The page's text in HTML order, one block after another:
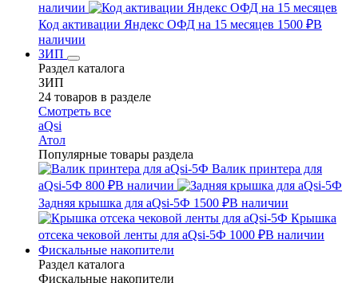
наличии
Код активации Яндекс ОФД на 15 месяцев 1500 ₽В
наличии
ЗИП
Раздел каталога
ЗИП
24 товаров в разделе
Смотреть все
aQsi
Атол
Популярные товары раздела
Валик принтера для
aQsi-5Ф 800 ₽В наличии
Задняя крышка для aQsi-5Ф 1500 ₽В наличии
Крышка
отсека чековой ленты для aQsi-5Ф 1000 ₽В наличии
Фискальные накопители
Раздел каталога
Фискальные накопители